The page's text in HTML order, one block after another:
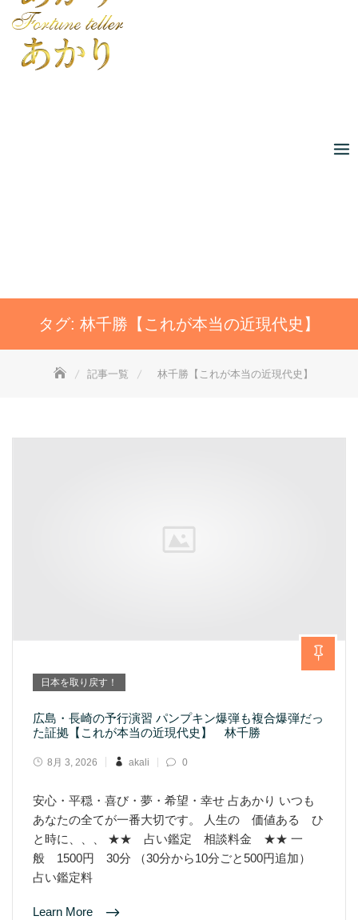
Skip
content
タグ: 林千勝【これが本当の近現代史】
記事一覧 林千勝【これが本当の近現代史】
日本を取り戻す！
広島・長崎の予行演習 パンプキン爆弾も複合爆弾だっ
た証拠【これが本当の近現代史】 林千勝
8月 3, 2026 akali 0
安心・平穏・喜び・夢・希望・幸せ 占あかり いつも
あなたの全てが一番大切です。 人生の 価値ある ひ
と時に、、、 ★★ 占い鑑定 相談料金 ★★ 一
般 1500円 30分 （30分から10分ごと500円追加）
占い鑑定料
Learn More